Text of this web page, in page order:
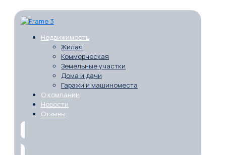
Недвижимость
Жилая
Коммерческая
Земельные участки
Дома и дачи
Гаражи и машиноместа
О компании
Новости
Отзывы